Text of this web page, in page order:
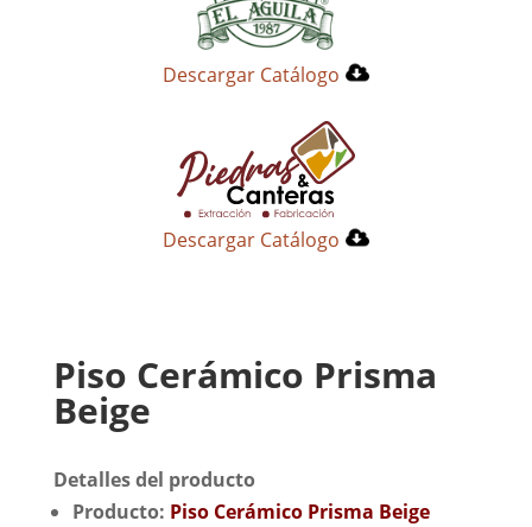
Descargar Catálogo
Descargar Catálogo
Piso Cerámico Prisma
Beige
Detalles del producto
Producto: Piso Cerámico Prisma Beige